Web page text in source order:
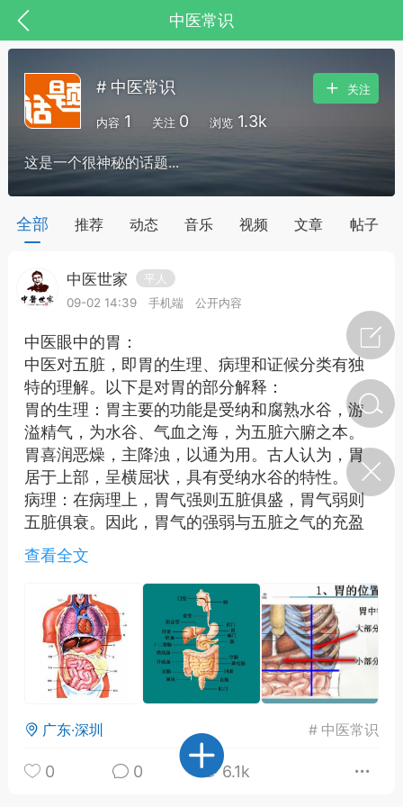
中医常识
，华夏中医人：家门口的中医人！
节气气象
·特急预警】关
节返乡期间“闪
急提示
0
如何购买【理肺清瘟膏】
小海（HAi）
容平，顺时收
时精气
0
谷气行、营卫通：内经视角
下的脾胃调养要义
# 中医常识
内容 1 关注 0 浏览 1.3k
关注
这是一个很神秘的话题...
全部 推荐 动态 音乐 视频 文章 帖子
中医世家
平人
09-02 14:39
手机端 公开内容
中医眼中的胃：
中医对五脏，即胃的生理、病理和证候分类有独
特的理解。以下是对胃的部分解释：
胃的生理：胃主要的功能是受纳和腐熟水谷，游
溢精气，为水谷、气血之海，为五脏六腑之本。
胃喜润恶燥，主降浊，以通为用。古人认为，胃
居于上部，呈横屈状，具有受纳水谷的特性。
病理：在病理上，胃气强则五脏俱盛，胃气弱则
五脏俱衰。因此，胃气的强弱与五脏之气的充盈
和运行有着密切的关系。
证候分类：在诊断上，古人将胃的证候分为胃
寒、胃热、胃气虚弱、胃气上逆等。这些证候都
有其特定的症状表现和治疗方法。
总之，中医对胃的生理、病理和证候分类有深入
的理解和独特的阐述，为中医临床提供了重要的
理论依据。
查看全文
广东·深圳 # 中医常识
0 0 6.1k